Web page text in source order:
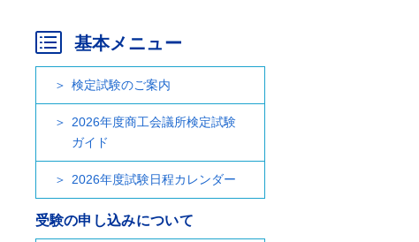
基本メニュー
検定試験のご案内
2026年度商工会議所検定試験
ガイド
2026年度試験日程カレンダー
受験の申し込みについて